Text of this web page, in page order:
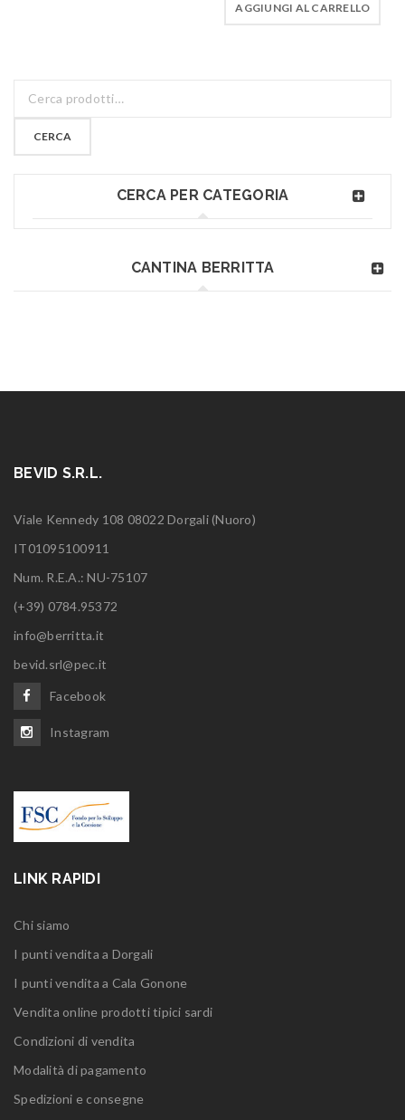
AGGIUNGI AL CARRELLO
CERCA
CERCA PER CATEGORIA
CANTINA BERRITTA
BEVID S.R.L.
Viale Kennedy 108 08022 Dorgali (Nuoro)
IT01095100911
Num. R.E.A.: NU-75107
(+39) 0784.95372
info@berritta.it
bevid.srl@pec.it
Facebook
Instagram
LINK RAPIDI
Chi siamo
I punti vendita a Dorgali
I punti vendita a Cala Gonone
Vendita online prodotti tipici sardi
Condizioni di vendita
Modalità di pagamento
Spedizioni e consegne